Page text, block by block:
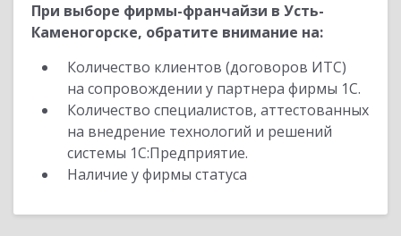
При выборе фирмы-франчайзи в Усть-
Каменогорске, обратите внимание на:
Количество клиентов (договоров ИТС)
на сопровождении у партнера фирмы 1С.
Количество специалистов, аттестованных
на внедрение технологий и решений
системы 1С:Предприятие.
Наличие у фирмы статуса